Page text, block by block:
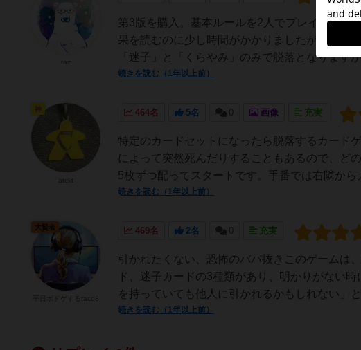
第3版を購入。基本ルールを2人でプレイ。基本
果を読むのに少し時間がかかりましたが、慣れ
「迷子」と「くらやみ」のみで脱落となります
続きを読む（1年以上前）
464名 5名 0 画像 充実
特定のカードセットになったら脱落するカード
によって突然死んだりすることもあるので、ど
5枚ずつ配ってスタートです。手番では右隣か
続きを読む（1年以上前）
469名 2名 0 充実
引かれたくない、恐怖のババ抜きこのゲームは
ド、迷子カードの3種類があり、明かりがない
を持っていても他人に引かれるかもしれない」
続きを読む（1年以上前）
大賢者